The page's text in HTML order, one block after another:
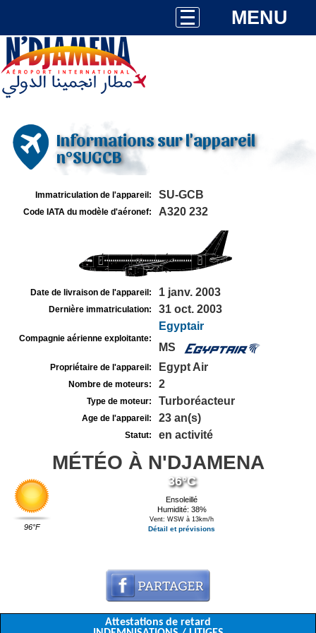
MENU
Informations sur l'appareil
n°SUGCB
Immatriculation de l'appareil: SU-GCB
Code IATA du modèle d'aéronef: A320 232
Date de livraison de l'appareil: 1 janv. 2003
Dernière immatriculation: 31 oct. 2003
Compagnie aérienne exploitante:
Egyptair
MS
Propriétaire de l'appareil: Egypt Air
Nombre de moteurs: 2
Type de moteur: Turboréacteur
Age de l'appareil: 23 an(s)
Statut: en activité
MÉTÉO À N'DJAMENA
96°F
36°C
Ensoleillé
Humidité: 38%
Vent: WSW à 13km/h
Détail et prévisions
Attestations de retard